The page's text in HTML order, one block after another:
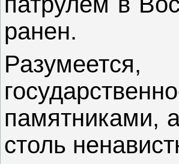
ранен.
памятниками,
столь